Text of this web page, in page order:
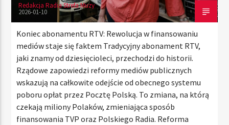
Radio Strefa Muzy
Redakcja Radia Strefa Muzy
2026-01-10
Koniec abonamentu RTV: Rewolucja w finansowaniu
mediów staje się faktem Tradycyjny abonament RTV,
jaki znamy od dziesięcioleci, przechodzi do historii.
Rządowe zapowiedzi reformy mediów publicznych
wskazują na całkowite odejście od obecnego systemu
poboru opłat przez Pocztę Polską. To zmiana, na którą
czekają miliony Polaków, zmieniająca sposób
finansowania TVP oraz Polskiego Radia. Reforma